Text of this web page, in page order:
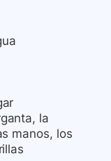
la
manos, los